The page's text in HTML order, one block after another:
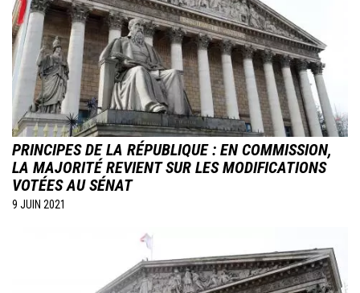
PRINCIPES DE LA RÉPUBLIQUE : EN COMMISSION,
LA MAJORITÉ REVIENT SUR LES MODIFICATIONS
VOTÉES AU SÉNAT
9 JUIN 2021